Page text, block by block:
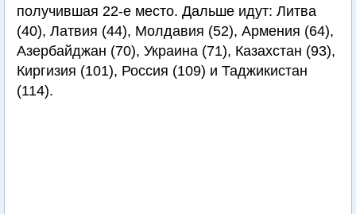
получившая 22-е место. Дальше идут: Литва
(40), Латвия (44), Молдавия (52), Армения (64),
Азербайджан (70), Украина (71), Казахстан (93),
Киргизия (101), Россия (109) и Таджикистан
(114).